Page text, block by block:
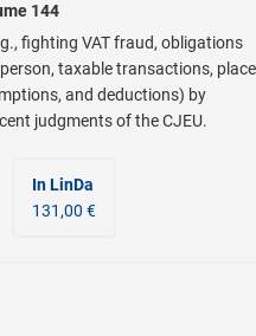
144
fighting VAT fraud, obligations
taxable transactions, place
and deductions) by
judgments of the CJEU.
In LinDa
131,00 €